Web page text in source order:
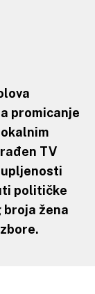
promicanje
TV
političke
žena